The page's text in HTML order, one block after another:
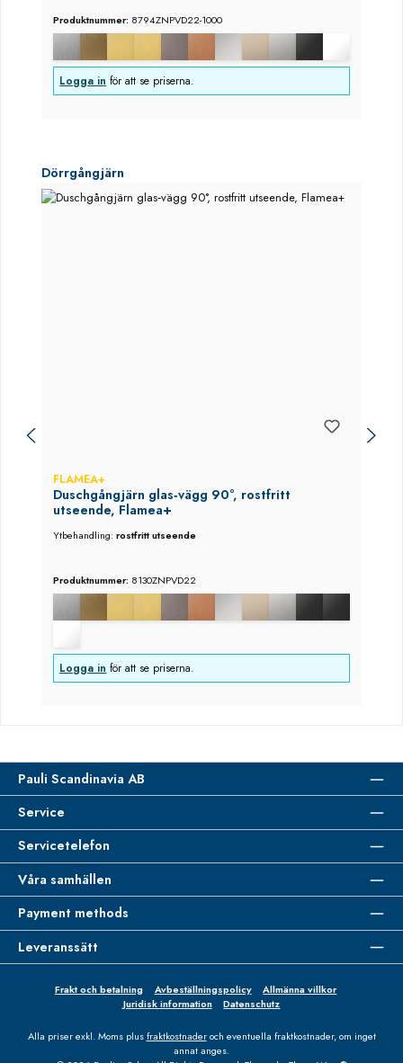
Produktnummer: 8794ZNPVD22-1000
Logga in för att se priserna.
Hoppa över produktgalleri
Dörrgångjärn
FLAMEA+
Duschgångjärn glas‑vägg 90°, rostfritt
utseende, Flamea+
Ytbehandling:rostfritt utseende
Produktnummer: 8130ZNPVD22
Logga in för att se priserna.
Pauli Scandinavia AB
Service
Servicetelefon
Våra samhällen
Payment methods
Leveranssätt
Frakt och betalning Avbeställningspolicy
Allmänna villkor
Juridisk information
Datenschutz
Alla priser exkl. Moms plusfraktkostnaderoch eventuella fraktkostnader, om inget
annat anges.